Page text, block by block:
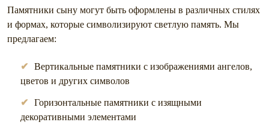
Памятники сыну могут быть оформлены в различных стилях
и формах, которые символизируют светлую память. Мы
предлагаем:
Вертикальные памятники с изображениями ангелов,
цветов и других символов
Горизонтальные памятники с изящными
декоративными элементами